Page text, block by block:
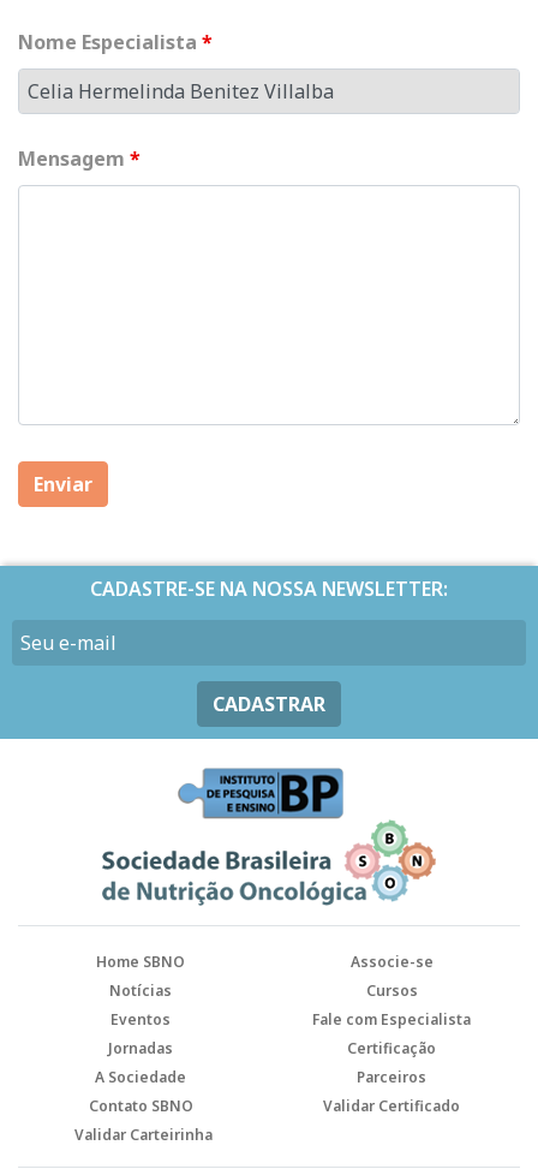
Nome Especialista *
Mensagem *
CADASTRE-SE NA NOSSA NEWSLETTER:
CADASTRAR
Home SBNO
Associe-se
Notícias
Cursos
Eventos
Fale com Especialista
Jornadas
Certificação
A Sociedade
Parceiros
Contato SBNO
Validar Certificado
Validar Carteirinha